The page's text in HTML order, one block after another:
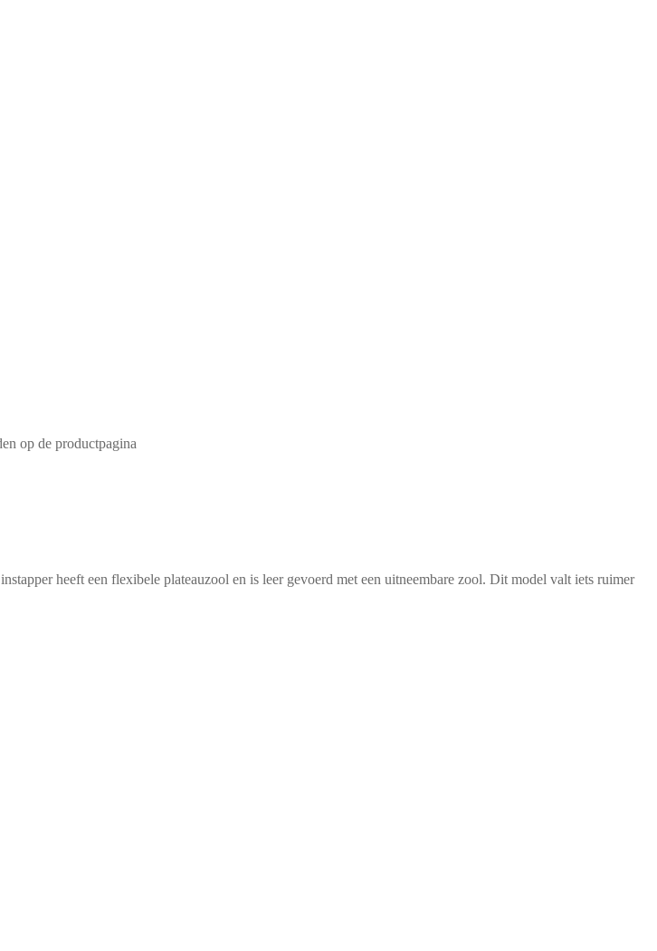
op de productpagina
heeft een flexibele plateauzool en is leer gevoerd met een uitneembare zool. Dit model valt iets ruimer